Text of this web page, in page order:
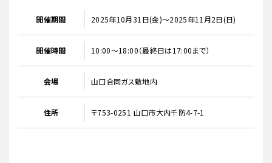
開催期間 2025年10月31日(金)～2025年11月2日(日)
開催時間 10:00～18:00（最終日は17:00まで）
会場 山口合同ガス敷地内
住所 〒753-0251 山口市大内千防4-7-1